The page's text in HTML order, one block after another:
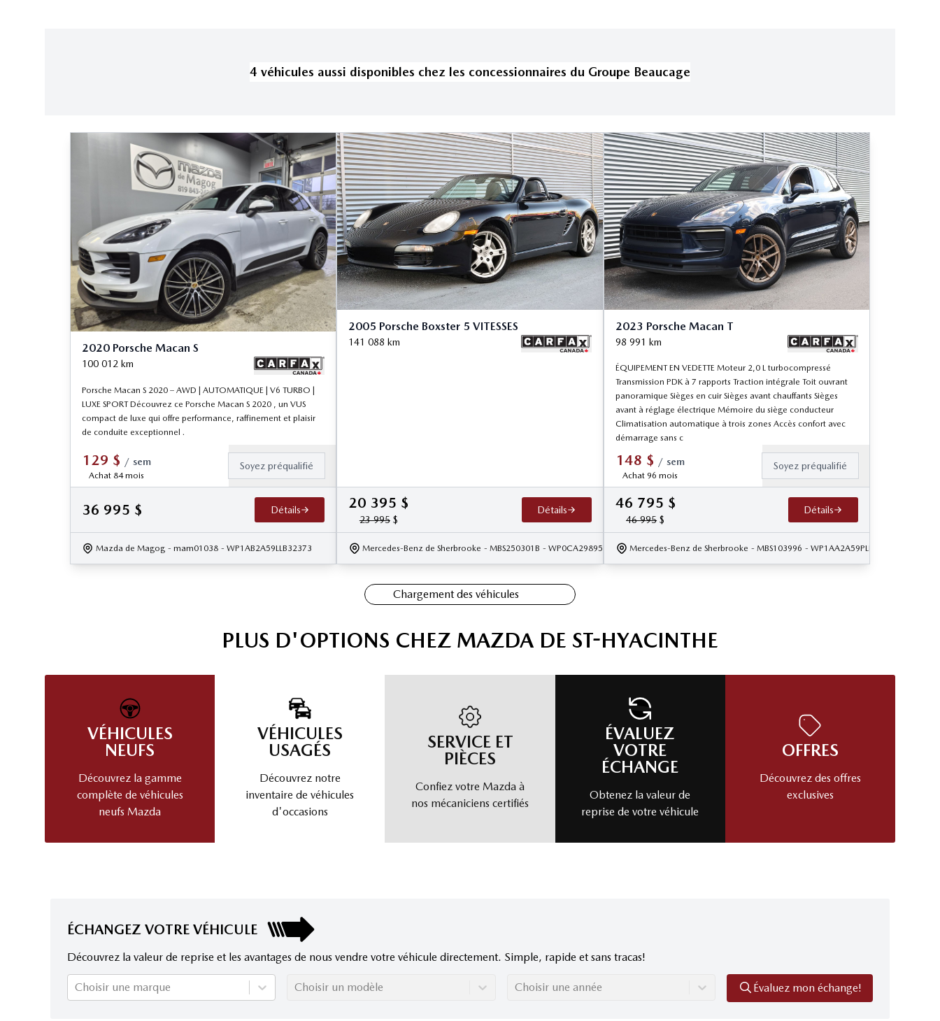
4 véhicules aussi disponibles chez les concessionnaires du Groupe Beaucage
2020 Porsche Macan S
100 012 km
Porsche Macan S 2020 – AWD | AUTOMATIQUE | V6 TURBO |
LUXE SPORT Découvrez ce Porsche Macan S 2020 , un VUS
compact de luxe qui offre performance, raffinement et plaisir
de conduite exceptionnel .
129 $ / sem
Achat 84 mois
Soyez préqualifié
36 995 $ Détails
Mazda de Magog - mam01038 - WP1AB2A59LLB32373
2005 Porsche Boxster 5 VITESSES
141 088 km
20 395 $
23 995$
Détails
Mercedes-Benz de Sherbrooke - MBS250301B - WP0CA29895U710402
2023 Porsche Macan T
98 991 km
ÉQUIPEMENT EN VEDETTE Moteur 2,0 L turbocompressé
Transmission PDK à 7 rapports Traction intégrale Toit ouvrant
panoramique Sièges en cuir Sièges avant chauffants Sièges
avant à réglage électrique Mémoire du siège conducteur
Climatisation automatique à trois zones Accès confort avec
démarrage sans c
148 $ / sem
Achat 96 mois
Soyez préqualifié
46 795 $
46 995$
Détails
Mercedes-Benz de Sherbrooke - MBS103996 - WP1AA2A59PLB04114
Chargement des véhicules
PLUS D'OPTIONS CHEZ MAZDA DE ST-HYACINTHE
VÉHICULES
NEUFS
Découvrez la gamme
complète de véhicules
neufs Mazda
VÉHICULES
USAGÉS
Découvrez notre
inventaire de véhicules
d'occasions
SERVICE ET
PIÈCES
Confiez votre Mazda à
nos mécaniciens certifiés
ÉVALUEZ
VOTRE
ÉCHANGE
Obtenez la valeur de
reprise de votre véhicule
OFFRES
Découvrez des offres
exclusives
ÉCHANGEZ VOTRE VÉHICULE
Découvrez la valeur de reprise et les avantages de nous vendre votre véhicule directement. Simple, rapide et sans tracas!
Choisir une marque Choisir un modèle Choisir une année Évaluez mon échange!